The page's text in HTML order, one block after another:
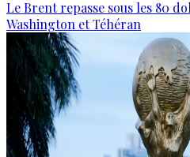
Le Brent repasse sous les 80
Washington et Téhéran